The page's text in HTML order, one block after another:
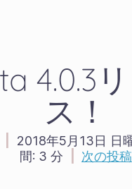
4.0.3
ス！
2018年5月13日 日
間: 3 分 次の投稿